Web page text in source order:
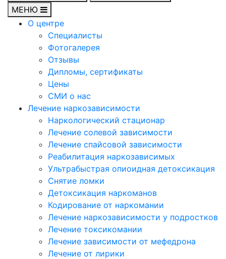
МЕНЮ
О центре
Специалисты
Фотогалерея
Отзывы
Дипломы, сертификаты
Цены
СМИ о нас
Лечение наркозависимости
Наркологический стационар
Лечение солевой зависимости
Лечение спайсовой зависимости
Реабилитация наркозависимых
Ультрабыстрая опиоидная детоксикация
Снятие ломки
Детоксикация наркоманов
Кодирование от наркомании
Лечение наркозависимости у подростков
Лечение токсикомании
Лечение зависимости от мефедрона
Лечение от лирики